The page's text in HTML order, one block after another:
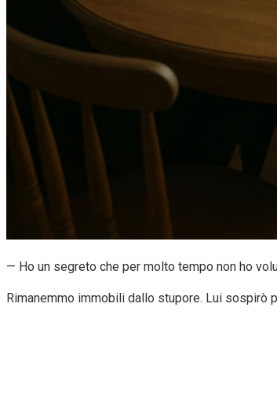
— Ho un segreto che per molto tempo non ho
Rimanemmo immobili dallo stupore. Lui sospirò